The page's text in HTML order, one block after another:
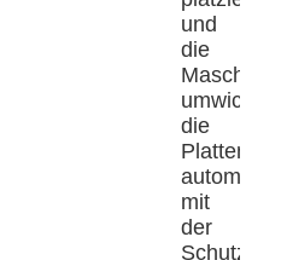
und
die
Maschine
umwickelt
die
Platten
automatisch
mit
der
Schutzfolie,